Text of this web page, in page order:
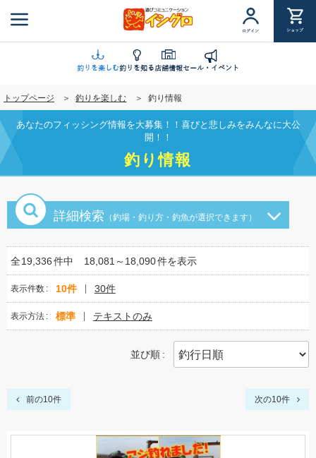
ン
に
移
動
ログイン ショップ
釣りを楽しむ釣りを知る店舗情報セール・イベント
トップページ 釣りを楽しむ 釣り情報
あなたのフィッシング情報を大募集！！喜びと悲しみをみんなに大公
開！！
釣り情報
詳細検索 （釣場・釣り方・釣魚が選択できます）
全19,336件中 18,081～18,090件を表示
表示件数 10件 30件
表示方法 標準 テキストのみ
並び順
前の10件 次の10件